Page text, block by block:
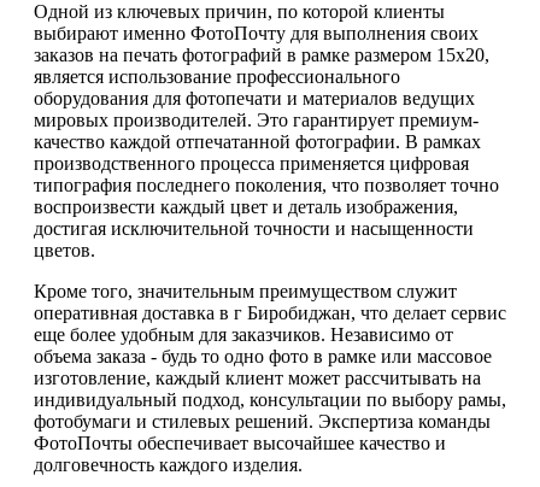
Одной из ключевых причин, по которой клиенты
выбирают именно ФотоПочту для выполнения своих
заказов на печать фотографий в рамке размером 15х20,
является использование профессионального
оборудования для фотопечати и материалов ведущих
мировых производителей. Это гарантирует премиум-
качество каждой отпечатанной фотографии. В рамках
производственного процесса применяется цифровая
типография последнего поколения, что позволяет точно
воспроизвести каждый цвет и деталь изображения,
достигая исключительной точности и насыщенности
цветов.
Кроме того, значительным преимуществом служит
оперативная доставка в г Биробиджан, что делает сервис
еще более удобным для заказчиков. Независимо от
объема заказа - будь то одно фото в рамке или массовое
изготовление, каждый клиент может рассчитывать на
индивидуальный подход, консультации по выбору рамы,
фотобумаги и стилевых решений. Экспертиза команды
ФотоПочты обеспечивает высочайшее качество и
долговечность каждого изделия.